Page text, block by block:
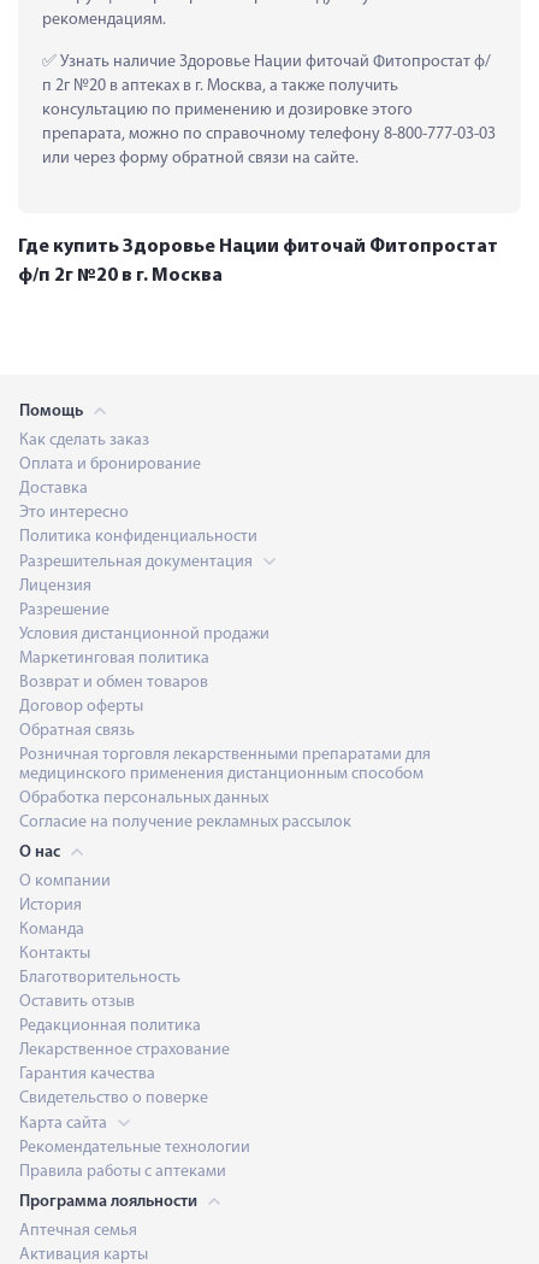
рекомендациям.
Узнать наличие Здоровье Нации фиточай Фитопростат ф/
п 2г №20 в аптеках в г. Москва, а также получить
консультацию по применению и дозировке этого
препарата, можно по справочному телефону 8-800-777-03-03
или через форму обратной связи на сайте.
Где купить Здоровье Нации фиточай Фитопростат
ф/п 2г №20 в г. Москва
Помощь
Как сделать заказ
Оплата и бронирование
Доставка
Это интересно
Политика конфиденциальности
Разрешительная документация
Лицензия
Разрешение
Условия дистанционной продажи
Маркетинговая политика
Возврат и обмен товаров
Договор оферты
Обратная связь
Розничная торговля лекарственными препаратами для
медицинского применения дистанционным способом
Обработка персональных данных
Согласие на получение рекламных рассылок
О нас
О компании
История
Команда
Контакты
Благотворительность
Оставить отзыв
Редакционная политика
Лекарственное страхование
Гарантия качества
Свидетельство о поверке
Карта сайта
Рекомендательные технологии
Правила работы с аптеками
Программа лояльности
Аптечная семья
Активация карты